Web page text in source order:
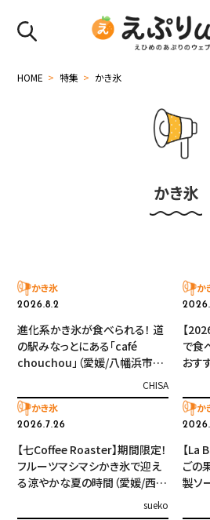
HOME > 特集 > かき氷
かき氷
かき氷
2026.8.2
進化系かき氷が食べられる！ 道
の駅みなっとにある「café
chouchou」（愛媛/八幡浜市・
CHISA
か
【
で食
おす
かき氷
2026.7.26
【七Coffee Roaster】期間限定！
フルーツマシマシかき氷で迎え
る涼やかな夏の時間（愛媛/西条
sueko
か
【La
ごの
製ソ